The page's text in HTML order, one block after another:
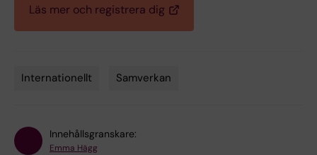
Läs mer och registrera dig
Internationellt Samverkan
Innehållsgranskare:
Emma Hägg